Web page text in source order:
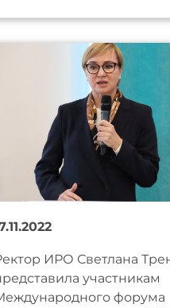
ИРО Светлана
участникам
форума